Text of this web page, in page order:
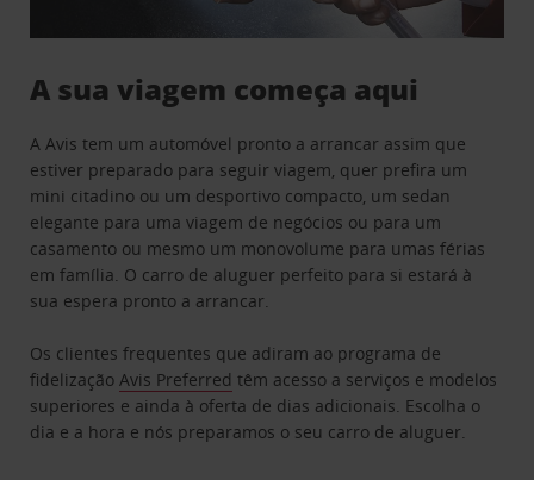
A sua viagem começa aqui
A Avis tem um automóvel pronto a arrancar assim que
estiver preparado para seguir viagem, quer prefira um
mini citadino ou um desportivo compacto, um sedan
elegante para uma viagem de negócios ou para um
casamento ou mesmo um monovolume para umas férias
em família. O carro de aluguer perfeito para si estará à
sua espera pronto a arrancar.
Os clientes frequentes que adiram ao programa de
fidelizaçãoAvis Preferred têm acesso a serviços e modelos
superiores e ainda à oferta de dias adicionais. Escolha o
dia e a hora e nós preparamos o seu carro de aluguer.